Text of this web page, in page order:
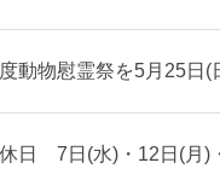
動物慰霊祭を5月25日(
日 7日(水)・12日(月)